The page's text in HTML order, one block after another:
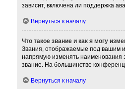
зависит, включена ли поддержка
Вернуться к началу
Что такое звание и как я могу
Звания, отображаемые под вашим
напрямую изменять наименования
звание. На большинстве
Вернуться к началу